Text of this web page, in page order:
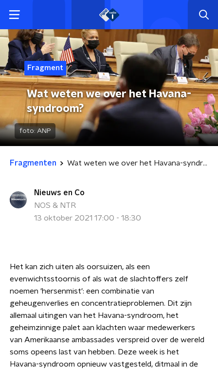
Fragment
Wat weten we over het Havana-
syndroom?
foto: ANP
Fragmenten Wat weten we over het Havana-syndroom?
Nieuws en Co
NOS & NTR
13 oktober 2021 17:00 - 18:30
Het kan zich uiten als oorsuizen, als een
evenwichtsstoornis of als wat de slachtoffers zelf
noemen 'hersenmist': een combinatie van
geheugenverlies en concentratieproblemen. Dit zijn
allemaal uitingen van het Havana-syndroom, het
geheimzinnige palet aan klachten waar medewerkers
van Amerikaanse ambassades verspreid over de wereld
soms opeens last van hebben. Deze week is het
Havana-syndroom opnieuw vastgesteld, ditmaal in de